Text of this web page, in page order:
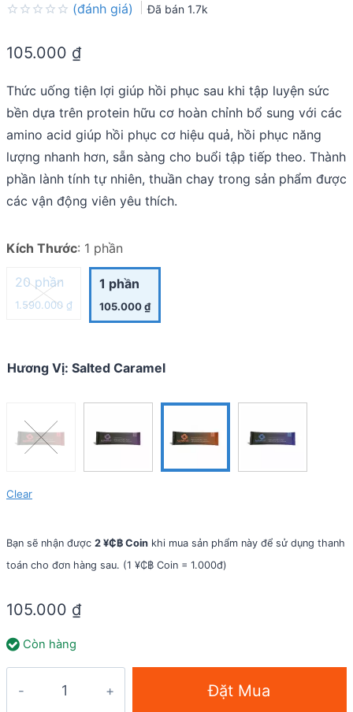
out
(đánh giá) Đã bán 1.7k
105.000 ₫
Thức uống tiện lợi giúp hồi phục sau khi tập luyện sức
bền dựa trên protein hữu cơ hoàn chỉnh bổ sung với các
amino acid giúp hồi phục cơ hiệu quả, hồi phục năng
lượng nhanh hơn, sẵn sàng cho buổi tập tiếp theo. Thành
phần lành tính tự nhiên, thuần chay trong sản phẩm được
các vận động viên yêu thích.
Kích Thước: 1 phần
20 phần
1.590.000 ₫
1 phần
105.000₫
Hương Vị: Salted Caramel
Clear
Bạn sẽ nhận được 2 ¥₵฿ Coin khi mua sản phẩm này để sử dụng thanh
toán cho đơn hàng sau. (1 ¥₵฿ Coin = 1.000đ)
105.000 ₫
Còn hàng
Đặt Mua